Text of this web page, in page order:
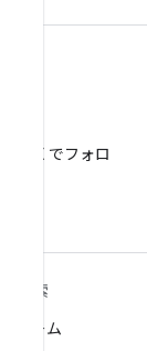
を X でフォロ
探索
ゲーム